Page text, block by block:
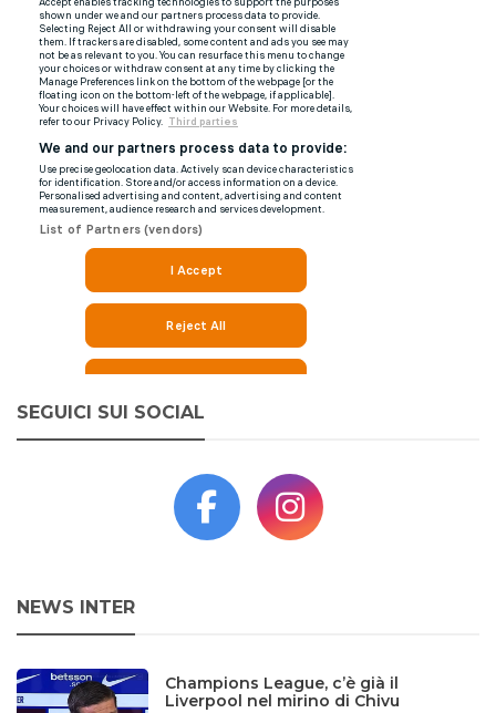
SEGUICI SUI SOCIAL
NEWS INTER
Champions League, c’è già il
Liverpool nel mirino di Chivu